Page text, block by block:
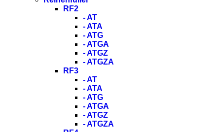
RF2
- AT
- ATA
- ATG
- ATGA
- ATGZ
- ATGZA
RF3
- AT
- ATA
- ATG
- ATGA
- ATGZ
- ATGZA